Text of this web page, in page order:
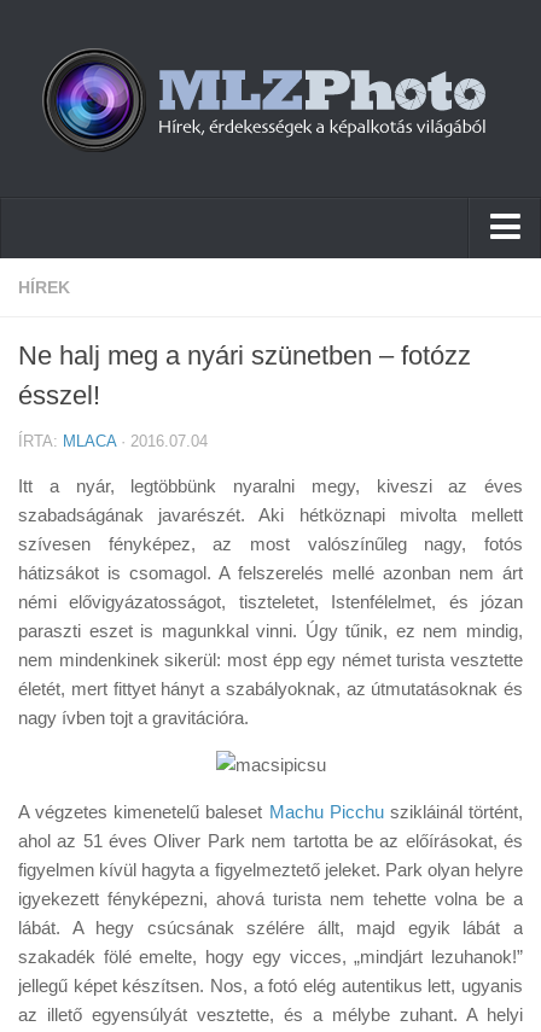
Hírek
Cikkek
Tudástár
Tanácsok
Érdekességek
Helyszíni Riport
E-BB
HÍREK
Ne halj meg a nyári szünetben – fotózz
ésszel!
ÍRTA: MLACA· 2016.07.04
Itt a nyár, legtöbbünk nyaralni megy, kiveszi az éves
szabadságának javarészét. Aki hétköznapi mivolta mellett
szívesen fényképez, az most valószínűleg nagy, fotós
hátizsákot is csomagol. A felszerelés mellé azonban nem árt
némi elővigyázatosságot, tiszteletet, Istenfélelmet, és józan
paraszti eszet is magunkkal vinni. Úgy tűnik, ez nem mindig,
nem mindenkinek sikerül: most épp egy német turista vesztette
életét, mert fittyet hányt a szabályoknak, az útmutatásoknak és
nagy ívben tojt a gravitációra.
A végzetes kimenetelű baleset Machu Picchuszikláinál történt,
ahol az 51 éves Oliver Park nem tartotta be az előírásokat, és
figyelmen kívül hagyta a figyelmeztető jeleket. Park olyan helyre
igyekezett fényképezni, ahová turista nem tehette volna be a
lábát. A hegy csúcsának szélére állt, majd egyik lábát a
szakadék fölé emelte, hogy egy vicces, „mindjárt lezuhanok!”
jellegű képet készítsen. Nos, a fotó elég autentikus lett, ugyanis
az illető egyensúlyát vesztette, és a mélybe zuhant. A helyi